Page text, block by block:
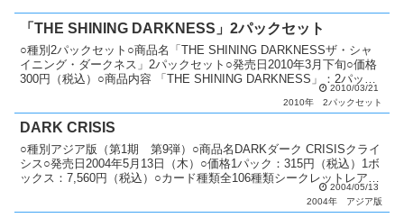
「THE SHINING DARKNESS」2パックセット
○種別2パックセット○商品名「THE SHINING DARKNESSザ・シャ
イニング・ダークネス」2パックセット○発売日2010年3月下旬○価格
300円（税込）○商品内容 「THE SHINING DARKNESS」：2パック
2010/03/21
2010年
2パックセット
DARK CRISIS
○種別アジア版（第1期 第9弾）○商品名DARKダーク CRISISクライ
シス○発売日2004年5月13日（木）○価格1パック：315円（税込）1ボ
ックス：7,560円（税込）○カード種類全106種類シークレットレア：
2004/05/13
2004年
アジア版